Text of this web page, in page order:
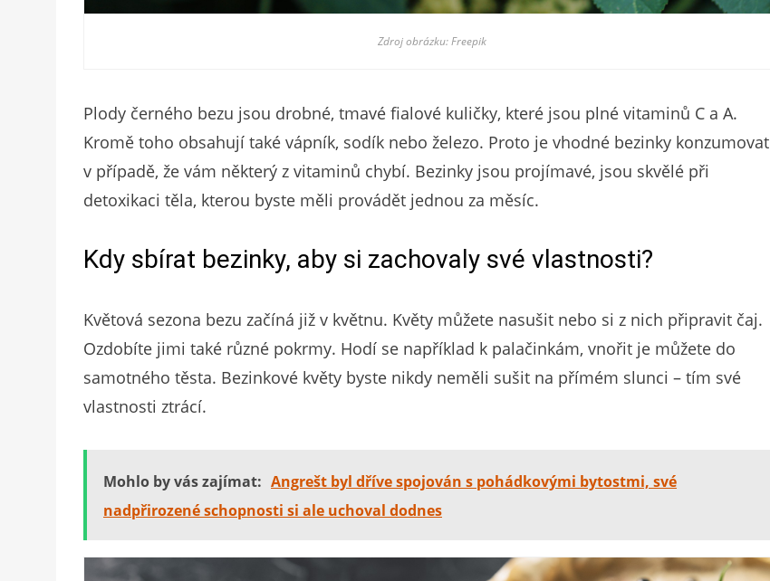
Zdroj obrázku: Freepik
Plody černého bezu jsou drobné, tmavé fialové kuličky, které jsou plné vitaminů C a A.
Kromě toho obsahují také vápník, sodík nebo železo. Proto je vhodné bezinky konzumovat
v případě, že vám některý z vitaminů chybí. Bezinky jsou projímavé, jsou skvělé při
detoxikaci těla, kterou byste měli provádět jednou za měsíc.
Kdy sbírat bezinky, aby si zachovaly své vlastnosti?
Květová sezona bezu začíná již v květnu. Květy můžete nasušit nebo si z nich připravit čaj.
Ozdobíte jimi také různé pokrmy. Hodí se například k palačinkám, vnořit je můžete do
samotného těsta. Bezinkové květy byste nikdy neměli sušit na přímém slunci – tím své
vlastnosti ztrácí.
Mohlo by vás zajímat: Angrešt byl dříve spojován s pohádkovými bytostmi, své
nadpřirozené schopnosti si ale uchoval dodnes